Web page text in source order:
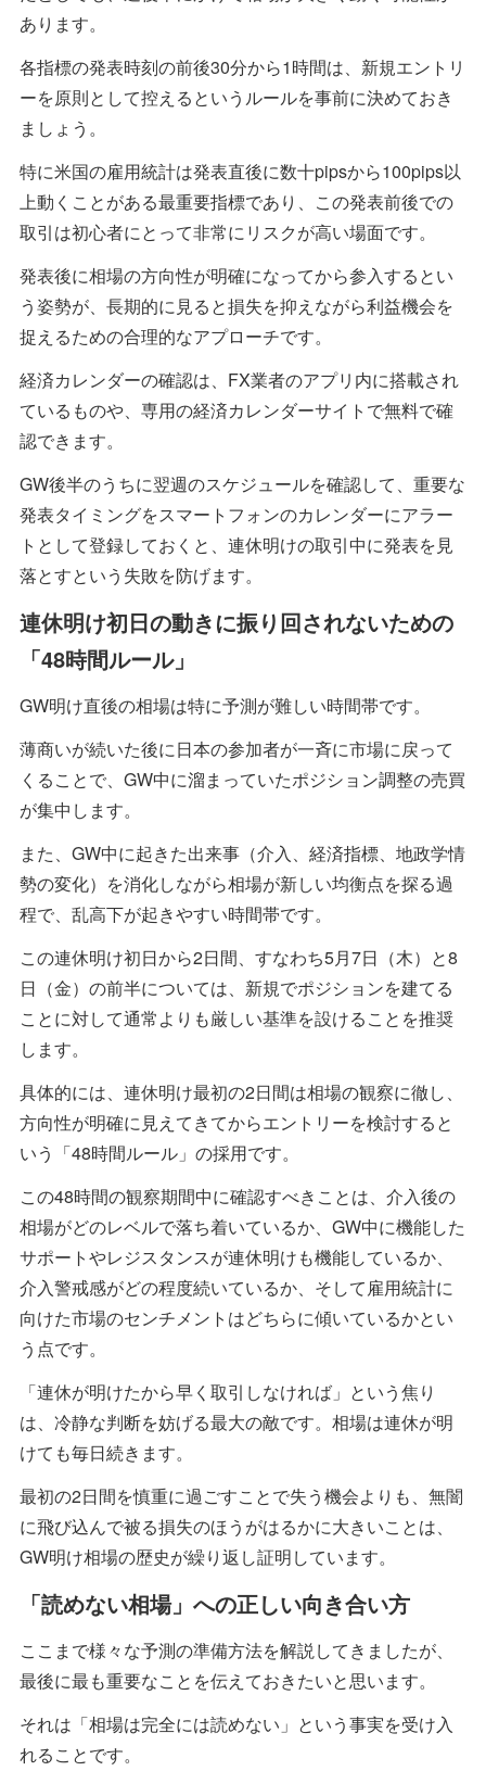
あります。
各指標の発表時刻の前後30分から1時間は、新規エントリ
ーを原則として控えるというルールを事前に決めておき
ましょう。
特に米国の雇用統計は発表直後に数十pipsから100pips以
上動くことがある最重要指標であり、この発表前後での
取引は初心者にとって非常にリスクが高い場面です。
発表後に相場の方向性が明確になってから参入するとい
う姿勢が、長期的に見ると損失を抑えながら利益機会を
捉えるための合理的なアプローチです。
経済カレンダーの確認は、FX業者のアプリ内に搭載され
ているものや、専用の経済カレンダーサイトで無料で確
認できます。
GW後半のうちに翌週のスケジュールを確認して、重要な
発表タイミングをスマートフォンのカレンダーにアラー
トとして登録しておくと、連休明けの取引中に発表を見
落とすという失敗を防げます。
連休明け初日の動きに振り回されないための
「48時間ルール」
GW明け直後の相場は特に予測が難しい時間帯です。
薄商いが続いた後に日本の参加者が一斉に市場に戻って
くることで、GW中に溜まっていたポジション調整の売買
が集中します。
また、GW中に起きた出来事（介入、経済指標、地政学情
勢の変化）を消化しながら相場が新しい均衡点を探る過
程で、乱高下が起きやすい時間帯です。
この連休明け初日から2日間、すなわち5月7日（木）と8
日（金）の前半については、新規でポジションを建てる
ことに対して通常よりも厳しい基準を設けることを推奨
します。
具体的には、連休明け最初の2日間は相場の観察に徹し、
方向性が明確に見えてきてからエントリーを検討すると
いう「48時間ルール」の採用です。
この48時間の観察期間中に確認すべきことは、介入後の
相場がどのレベルで落ち着いているか、GW中に機能した
サポートやレジスタンスが連休明けも機能しているか、
介入警戒感がどの程度続いているか、そして雇用統計に
向けた市場のセンチメントはどちらに傾いているかとい
う点です。
「連休が明けたから早く取引しなければ」という焦り
は、冷静な判断を妨げる最大の敵です。相場は連休が明
けても毎日続きます。
最初の2日間を慎重に過ごすことで失う機会よりも、無闇
に飛び込んで被る損失のほうがはるかに大きいことは、
GW明け相場の歴史が繰り返し証明しています。
「読めない相場」への正しい向き合い方
ここまで様々な予測の準備方法を解説してきましたが、
最後に最も重要なことを伝えておきたいと思います。
それは「相場は完全には読めない」という事実を受け入
れることです。